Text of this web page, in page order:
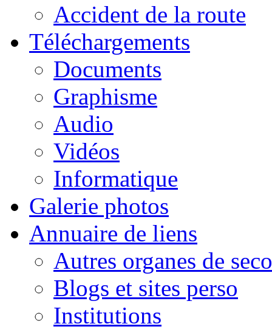
Accident de la route
Téléchargements
Documents
Graphisme
Audio
Vidéos
Informatique
Galerie photos
Annuaire de liens
Autres organes de
Blogs et sites perso
Institutions